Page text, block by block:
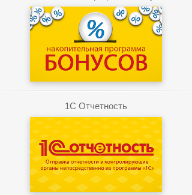
1C Отчетность